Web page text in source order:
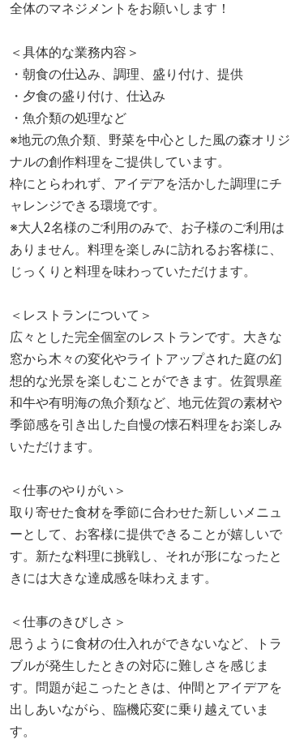
全体のマネジメントをお願いします！
＜具体的な業務内容＞
・朝食の仕込み、調理、盛り付け、提供
・夕食の盛り付け、仕込み
・魚介類の処理など
※地元の魚介類、野菜を中心とした風の森オリジ
ナルの創作料理をご提供しています。
枠にとらわれず、アイデアを活かした調理にチ
ャレンジできる環境です。
※大人2名様のご利用のみで、お子様のご利用は
ありません。料理を楽しみに訪れるお客様に、
じっくりと料理を味わっていただけます。
＜レストランについて＞
広々とした完全個室のレストランです。大きな
窓から木々の変化やライトアップされた庭の幻
想的な光景を楽しむことができます。佐賀県産
和牛や有明海の魚介類など、地元佐賀の素材や
季節感を引き出した自慢の懐石料理をお楽しみ
いただけます。
＜仕事のやりがい＞
取り寄せた食材を季節に合わせた新しいメニュ
ーとして、お客様に提供できることが嬉しいで
す。新たな料理に挑戦し、それが形になったと
きには大きな達成感を味わえます。
＜仕事のきびしさ＞
思うように食材の仕入れができないなど、トラ
ブルが発生したときの対応に難しさを感じま
す。問題が起こったときは、仲間とアイデアを
出しあいながら、臨機応変に乗り越えていま
す。